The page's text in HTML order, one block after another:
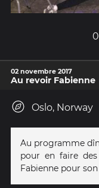
0
02 novembre 2017
Au revoir Fabienne
Oslo, Norway
Au programme
pour en faire
Fabienne pour